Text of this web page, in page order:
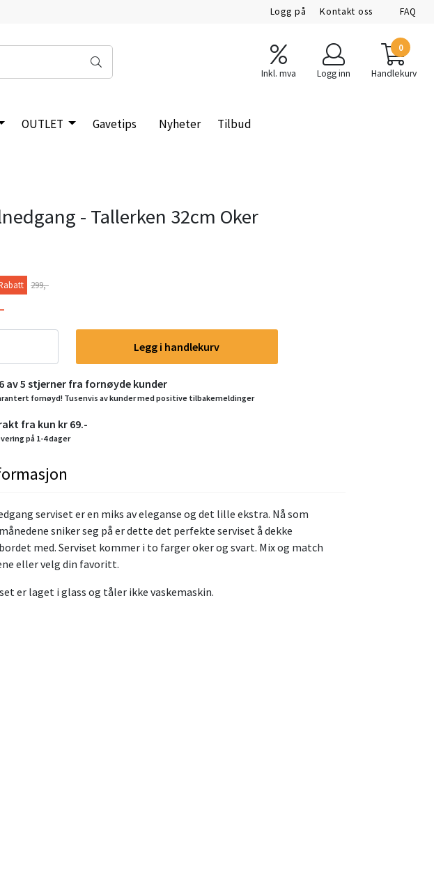
Logg på Kontakt oss FAQ
Inkl. mva Logg inn
0
Handlekurv
OUTLET Gavetips Nyheter Tilbud
- Tallerken 32cm Oker
299,-
Legg i handlekurv
av 5 stjerner fra fornøyde kunder
fornøyd! Tusenvis av kunder med positive tilbakemeldinger
fra kun kr 69.-
på 1-4 dager
serviset er en miks av eleganse og det lille ekstra. Nå som
sniker seg på er dette det perfekte serviset å dekke
med. Serviset kommer i to farger oker og svart. Mix og match
eller velg din favoritt.
er laget i glass og tåler ikke vaskemaskin.